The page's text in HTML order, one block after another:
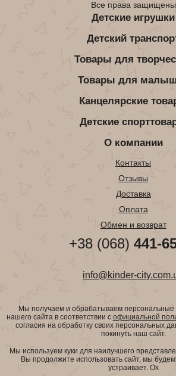
Все права защищены
Детские игрушки
Детский
Товары для
Товары для
Канцелярские
Детские
О компании
Контакты
Отзывы
Доставка
Оплата
Обмен и возврат
+38 (068) 441-
info@kinder-
Мы получаем и обрабатываем персональные
нашего сайта в соответствии с официальной
согласия на обработку своих персональных
покинуть наш сайт.
Мы используем куки для наилучшего
Вы продолжите использовать сайт, мы будем
устраивает. Ok